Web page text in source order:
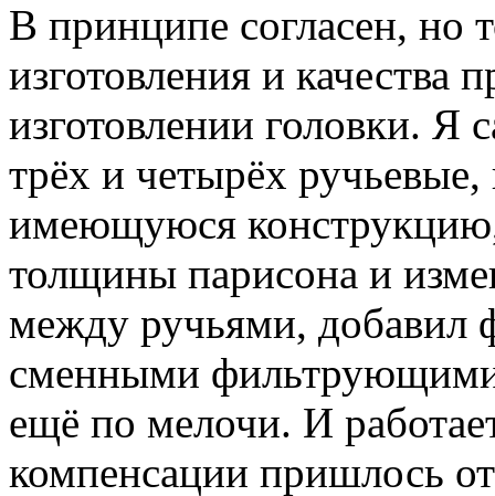
В принципе согласен, но
изготовления и
изготовлении головки. Я
трёх и четырёх
имеющуюся
толщины парисона и
между ручьями, добавил
сменными фильтрующими
ещё по мелочи. И
компенсации пришлось